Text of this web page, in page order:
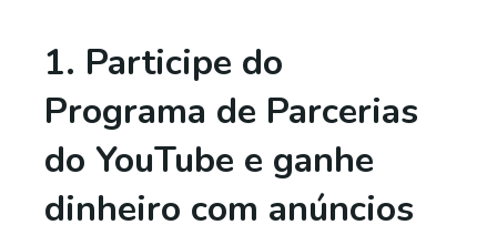
1. Participe do
Programa de Parcerias
do YouTube e ganhe
dinheiro com anúncios